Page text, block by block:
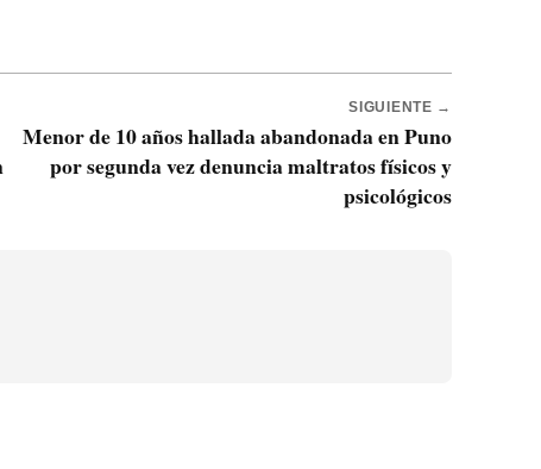
SIGUIENTE →
Menor de 10 años hallada abandonada en Puno
por segunda vez denuncia maltratos físicos y
psicológicos